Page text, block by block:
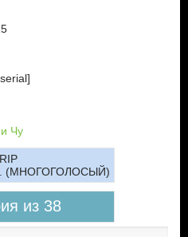
Чу
(МНОГОГОЛОСЫЙ)
из 38